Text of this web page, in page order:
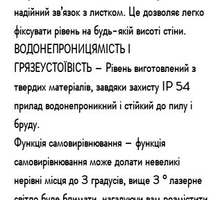
надійний зв’язок з листком. Це дозволяє легко
фіксувати рівень на будь-якій висоті стіни.
ВОДОНЕПРОНИЦЯМІСТЬ І
ГРЯЗЕУСТОЇВІСТЬ – Рівень виготовлений з
твердих матеріалів, завдяки захисту IP 54
прилад водонепроникний і стійкий до пилу і
бруду.
Функція самовирівнювання – функція
самовирівнювання може долати невеликі
нерівні місця до 3 градусів, вище 3 ° лазерне